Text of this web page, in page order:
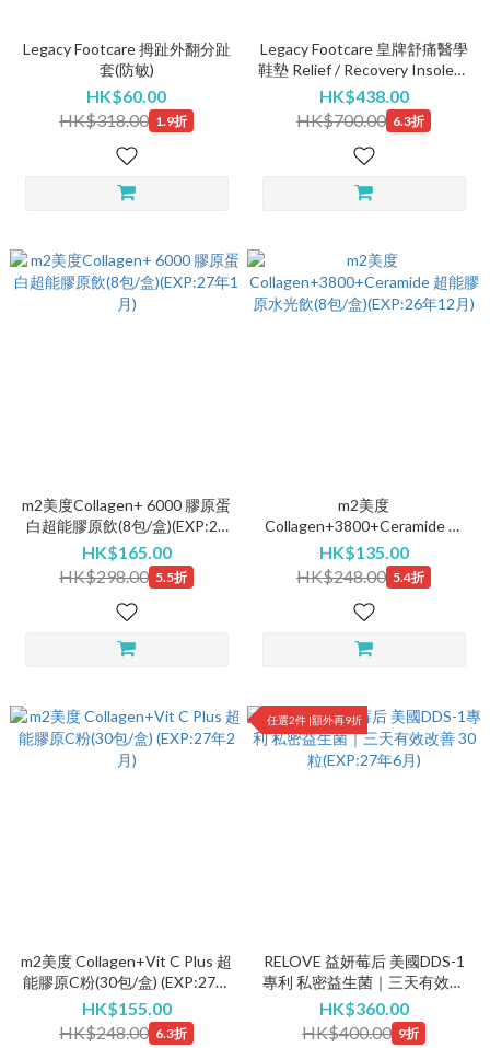
Legacy Footcare 拇趾外翻分趾
套(防敏)
HK$60.00
HK$318.00 1.9折
Legacy Footcare 皇牌舒痛醫學
鞋墊 Relief / Recovery Insole｜
本地大學研究數據｜蟬聯本港
＆外地發明獎項
HK$438.00
HK$700.00 6.3折
m2美度Collagen+ 6000 膠原蛋
白超能膠原飲(8包/盒)(EXP:27
年1月)
HK$165.00
HK$298.00 5.5折
m2美度
Collagen+3800+Ceramide 超
能膠原水光飲(8包/盒)(EXP:26
年12月)
HK$135.00
HK$248.00 5.4折
m2美度 Collagen+Vit C Plus 超
能膠原C粉(30包/盒) (EXP:27年
2月)
HK$155.00
HK$248.00 6.3折
任選2件 |額外再9折
RELOVE 益妍莓后 美國DDS-1
專利 私密益生菌｜三天有效改
善 30粒(EXP:27年6月)
HK$360.00
HK$400.00 9折